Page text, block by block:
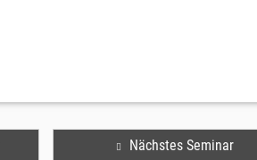
Nächstes Seminar